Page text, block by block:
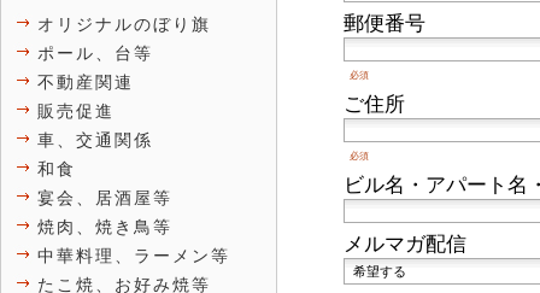
郵便番号
必須
ご住所
必須
ビル名・アパート名
メルマガ配信
オリジナルのぼり旗
ポール、台等
不動産関連
販売促進
車、交通関係
和食
宴会、居酒屋等
焼肉、焼き鳥等
中華料理、ラーメン等
たこ焼、お好み焼等